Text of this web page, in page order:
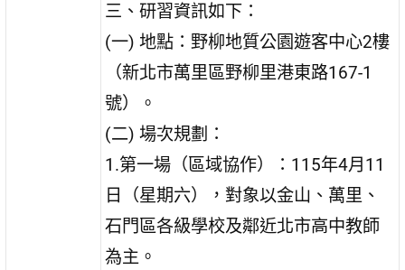
三、研習資訊如下：
(一) 地點：野柳地質公園遊客中心2樓
（新北市萬里區野柳里港東路167-1
號）。
(二) 場次規劃：
1.第一場（區域協作）：115年4月11
日（星期六），對象以金山、萬里、
石門區各級學校及鄰近北市高中教師
為主。